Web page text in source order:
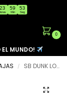
23 59
Min
53
Seg
0
MUNDO!
/ SB DUNK LOW ‘WHITE MINT’